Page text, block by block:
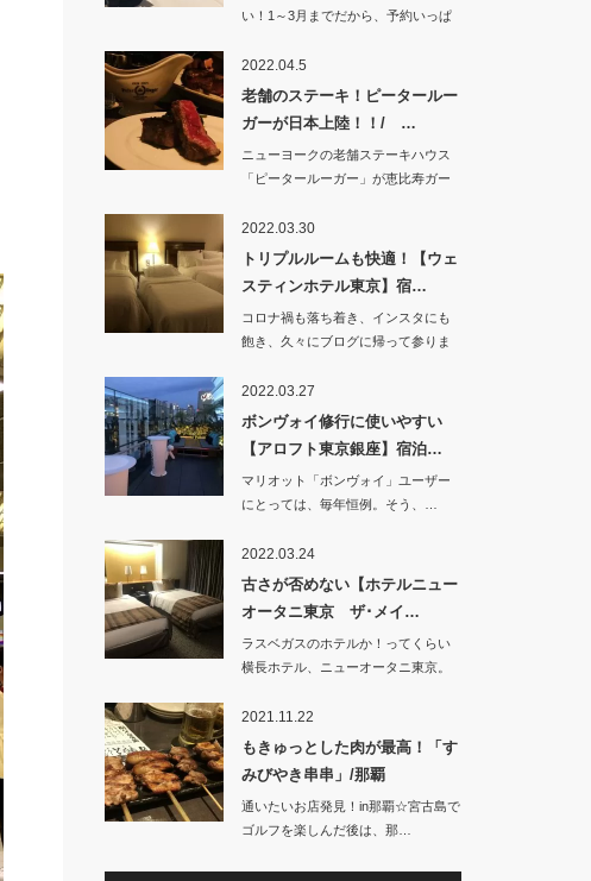
い！1～3月までだから、予約いっぱ
2022.04.5
老舗のステーキ！ピータールー
ガーが日本上陸！！/ …
ニューヨークの老舗ステーキハウス
「ピータールーガー」が恵比寿ガー
2022.03.30
トリプルルームも快適！【ウェ
スティンホテル東京】宿…
コロナ禍も落ち着き、インスタにも
飽き、久々にブログに帰って参りま
2022.03.27
ボンヴォイ修行に使いやすい
【アロフト東京銀座】宿泊…
マリオット「ボンヴォイ」ユーザー
にとっては、毎年恒例。そう、…
2022.03.24
古さが否めない【ホテルニュー
オータニ東京 ザ･メイ…
ラスベガスのホテルか！ってくらい
横長ホテル、ニューオータニ東京。
2021.11.22
もきゅっとした肉が最高！「す
みびやき串串」/那覇
通いたいお店発見！in那覇☆宮古島で
ゴルフを楽しんだ後は、那…